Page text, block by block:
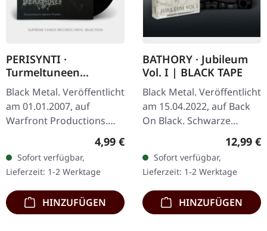
PERISYNTI ·
Turmeltuneen
Ihmisen Luonto |
BLACK 7" EP
Black Metal. Veröffentlicht
am 01.01.2007, auf
Warfront Productions.
Exemplare.
Regulärer Preis:
4,99 €
Sofort verfügbar,
Lieferzeit: 1-2 Werktage
HINZUFÜGEN
BATHORY · Jubileum
Vol. I | BLACK TAPE
Black Metal. Veröffentlicht
am 15.04.2022, auf Back
On Black. Schwarze
Musik-Kassette. "Jubileum
monumentale
Zusammenstellung da,…
12,99 €
Sofort verfügbar,
Lieferzeit: 1-2 Werktage
HINZUFÜGEN